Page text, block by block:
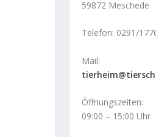
59872 Meschede
Telefon: 0291/
Mail:
Öffnungszeiten:
09:00 – 15:00 Uhr